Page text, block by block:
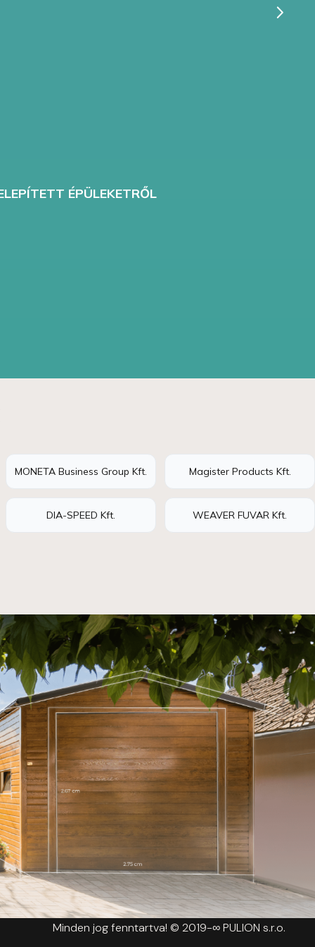
ÉPÜLEKETRŐL
MONETA Business Group Kft. Magister Products Kft.
DIA-SPEED Kft. WEAVER FUVAR Kft.
Minden jog fenntartva! © 2019-∞ PULION s.r.o.